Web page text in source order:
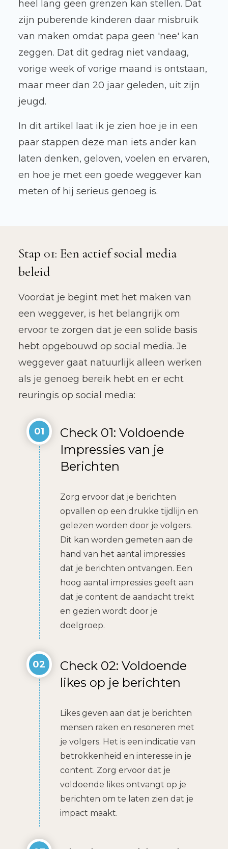
heel lang geen grenzen kan stellen. Dat
zijn puberende kinderen daar misbruik
van maken omdat papa geen 'nee' kan
zeggen. Dat dit gedrag niet vandaag,
vorige week of vorige maand is ontstaan,
maar meer dan 20 jaar geleden, uit zijn
jeugd.
In dit artikel laat ik je zien hoe je in een
paar stappen deze man iets ander kan
laten denken, geloven, voelen en ervaren,
en hoe je met een goede weggever kan
meten of hij serieus genoeg is.
Stap 01: Een actief social media
beleid
Voordat je begint met het maken van
een weggever, is het belangrijk om
ervoor te zorgen dat je een solide basis
hebt opgebouwd op social media. Je
weggever gaat natuurlijk alleen werken
als je genoeg bereik hebt en er echt
reuringis op social media:
01
Check 01: Voldoende
Impressies van je
Berichten
Zorg ervoor dat je berichten
opvallen op een drukke tijdlijn en
gelezen worden door je volgers.
Dit kan worden gemeten aan de
hand van het aantal impressies
dat je berichten ontvangen. Een
hoog aantal impressies geeft aan
dat je content de aandacht trekt
en gezien wordt door je
doelgroep.
02
Check 02: Voldoende
likes op je berichten
Likes geven aan dat je berichten
mensen raken en resoneren met
je volgers. Het is een indicatie van
betrokkenheid en interesse in je
content. Zorg ervoor dat je
voldoende likes ontvangt op je
berichten om te laten zien dat je
impact maakt.